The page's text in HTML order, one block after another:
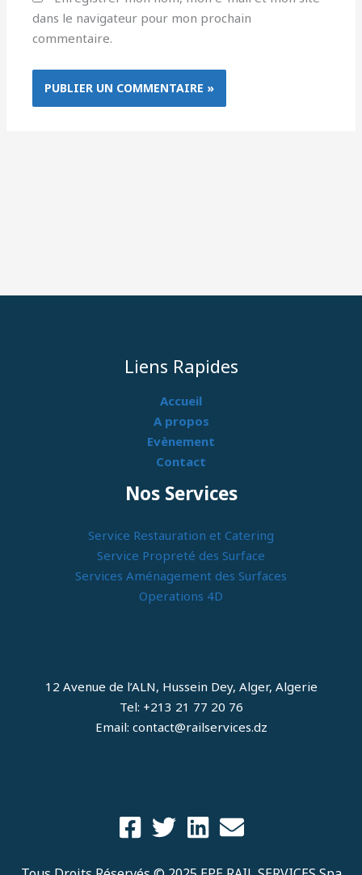
dans le navigateur pour mon prochain
commentaire.
Liens Rapides
Accueil
A propos
Evènement
Contact
Nos Services
Service Restauration et Catering
Service Propreté des Surface
Services Aménagement des Surfaces
Operations 4D
12 Avenue de l’ALN, Hussein Dey, Alger, Algerie
Tel: +213 21 77 20 76
Email: contact@railservices.dz